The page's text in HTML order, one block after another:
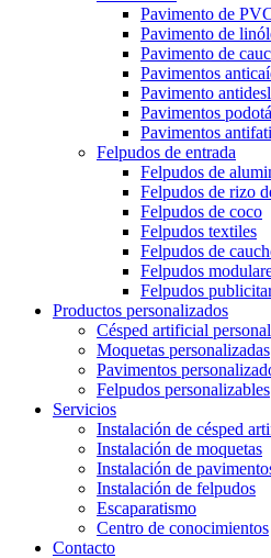
Pavimento de
Pavimento de
Pavimento de
Pavimentos
Pavimento
Pavimentos
Pavimentos
Felpudos de entrada
Felpudos de
Felpudos de rizo
Felpudos de coco
Felpudos textiles
Felpudos de
Felpudos
Felpudos
Productos personalizados
Césped artificial
Moquetas personalizadas
Pavimentos
Felpudos personalizables
Servicios
Instalación de césped
Instalación de moquetas
Instalación de
Instalación de felpudos
Escaparatismo
Centro de conocimientos
Contacto